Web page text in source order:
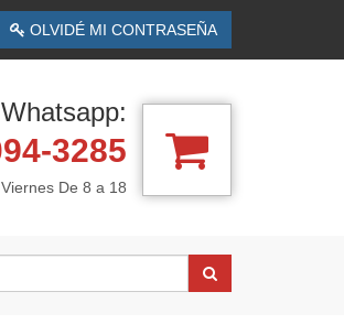
OLVIDÉ MI CONTRASEÑA
Whatsapp:
3285
De 8 a 18